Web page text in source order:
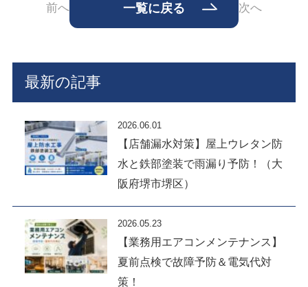
前へ 一覧に戻る 次へ
最新の記事
2026.06.01
【店舗漏水対策】屋上ウレタン防
水と鉄部塗装で雨漏り予防！（大
阪府堺市堺区）
2026.05.23
【業務用エアコンメンテナンス】
夏前点検で故障予防＆電気代対
策！